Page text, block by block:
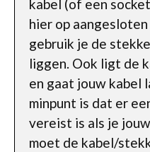
kabel (of een
hier op
gebruik je de
liggen. Ook ligt de
en gaat jouw kabel
minpunt is dat er
vereist is als je
moet de kabel/